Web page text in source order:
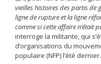
vieilles histoires des partis de
ligne de rupture et la ligne
comme si cette affaire n’était
interroge la militante, qui
d’organisations du
populaire (NFP) l’été dernier.